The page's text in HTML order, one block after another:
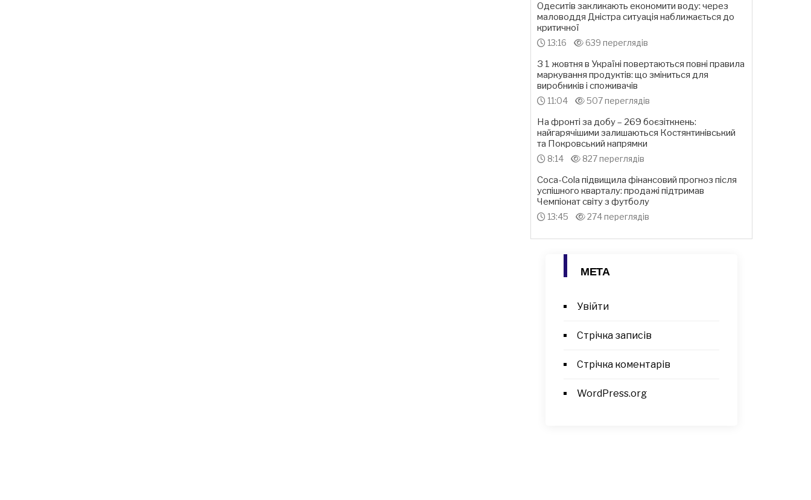
Одеситів закликають економити воду: через
маловоддя Дністра ситуація наближається до
критичної
13:16 639 переглядів
З 1 жовтня в Україні повертаються повні правила
маркування продуктів: що зміниться для
виробників і споживачів
11:04 507 переглядів
На фронті за добу – 269 боєзіткнень:
найгарячішими залишаються Костянтинівський
та Покровський напрямки
8:14 827 переглядів
Coca-Cola підвищила фінансовий прогноз після
успішного кварталу: продажі підтримав
Чемпіонат світу з футболу
13:45 274 переглядів
МЕТА
Увійти
Стрічка записів
Стрічка коментарів
WordPress.org